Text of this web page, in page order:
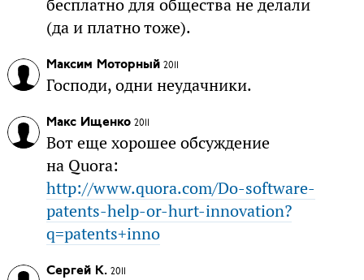
бесплатно для общества не делали
(да и платно тоже).
Максим Моторный 2011
Господи, одни неудачники.
Макс Ищенко 2011
Вот еще хорошее обсуждение
на Quora:
http://www.quora.com/Do-software-
patents-help-or-hurt-innovation?
q=patents+inno
Сергей К. 2011